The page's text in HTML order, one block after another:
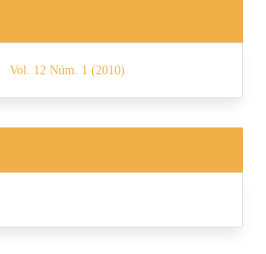
Vol. 12 Núm. 1 (2010)